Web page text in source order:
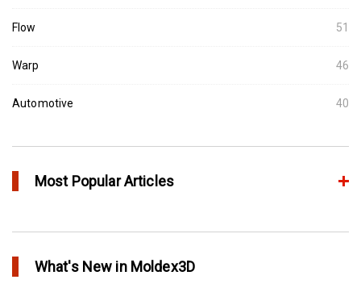
Flow 51
Warp 46
Automotive 40
Most Popular Articles
欧州最大手の自動車部品パーツメーカーFaurecia社の製品設計最
What's New in Moldex3D